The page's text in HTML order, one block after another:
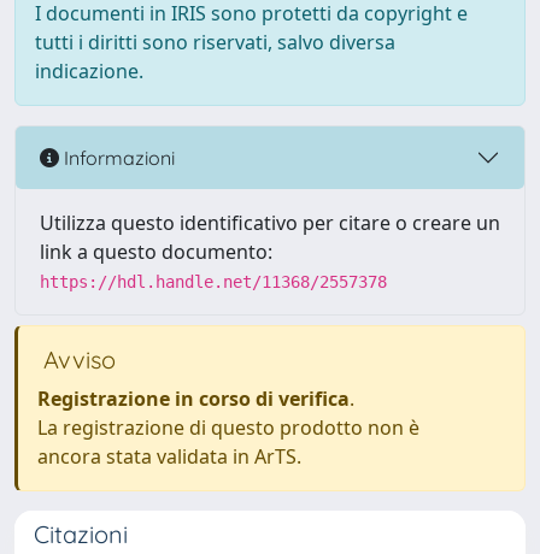
I documenti in IRIS sono protetti da copyright e
tutti i diritti sono riservati, salvo diversa
indicazione.
Informazioni
Utilizza questo identificativo per citare o creare un
link a questo documento:
https://hdl.handle.net/11368/2557378
Avviso
Registrazione in corso di verifica.
La registrazione di questo prodotto non è
ancora stata validata in ArTS.
Citazioni